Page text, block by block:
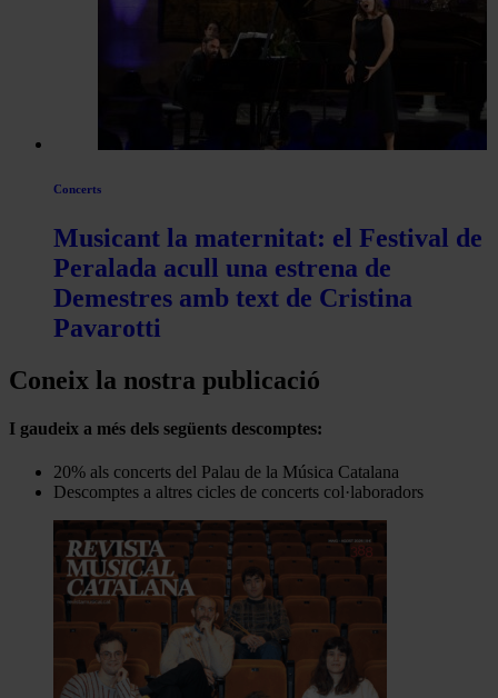
Concerts
Musicant la maternitat: el Festival de
Peralada acull una estrena de
Demestres amb text de Cristina
Pavarotti
Coneix la nostra publicació
I gaudeix a més dels següents descomptes:
20% als concerts del Palau de la Música Catalana
Descomptes a altres cicles de concerts col·laboradors